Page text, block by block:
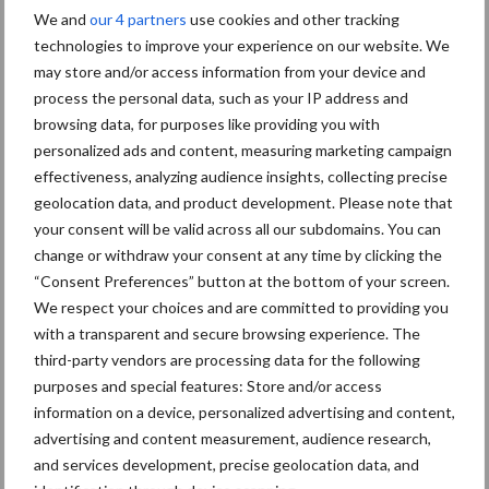
We and our 4 partners use cookies and other tracking
technologies to improve your experience on our website. We
may store and/or access information from your device and
process the personal data, such as your IP address and
browsing data, for purposes like providing you with
personalized ads and content, measuring marketing campaign
effectiveness, analyzing audience insights, collecting precise
geolocation data, and product development. Please note that
your consent will be valid across all our subdomains. You can
change or withdraw your consent at any time by clicking the
“Consent Preferences” button at the bottom of your screen.
We respect your choices and are committed to providing you
with a transparent and secure browsing experience. The
third-party vendors are processing data for the following
purposes and special features: Store and/or access
information on a device, personalized advertising and content,
advertising and content measurement, audience research,
and services development, precise geolocation data, and
6 aug
Tien praktische tips voor een
langere levensduur
5 aug
“Vraag naar praktische
hygieneoplossingen is in
Polen groter dan ooit”
5 aug
Drie Franse bedrijven over de
grens van 14.000 kilogram
melk
4 aug
Provincie Antwerpen breidt
onttrekkingsverbod uit: geen
water meer oppompen uit
onbevaarbare waterlopen